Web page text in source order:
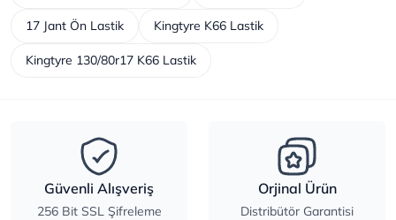
17 Jant Ön Lastik Kingtyre K66 Lastik
Kingtyre 130/80r17 K66 Lastik
Güvenli Alışveriş
256 Bit SSL Şifreleme
Orjinal Ürün
Distribütör Garantisi